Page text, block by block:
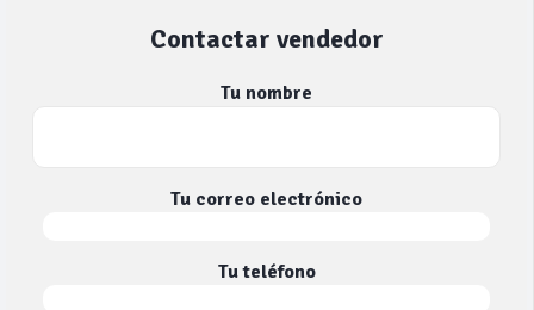
Contactar vendedor
Tu nombre
Tu correo electrónico
Tu teléfono